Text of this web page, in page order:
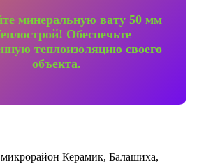
минеральную вату 50 мм
Обеспечьте
теплоизоляцию своего
объекта.
микрорайон Керамик, Балашиха,